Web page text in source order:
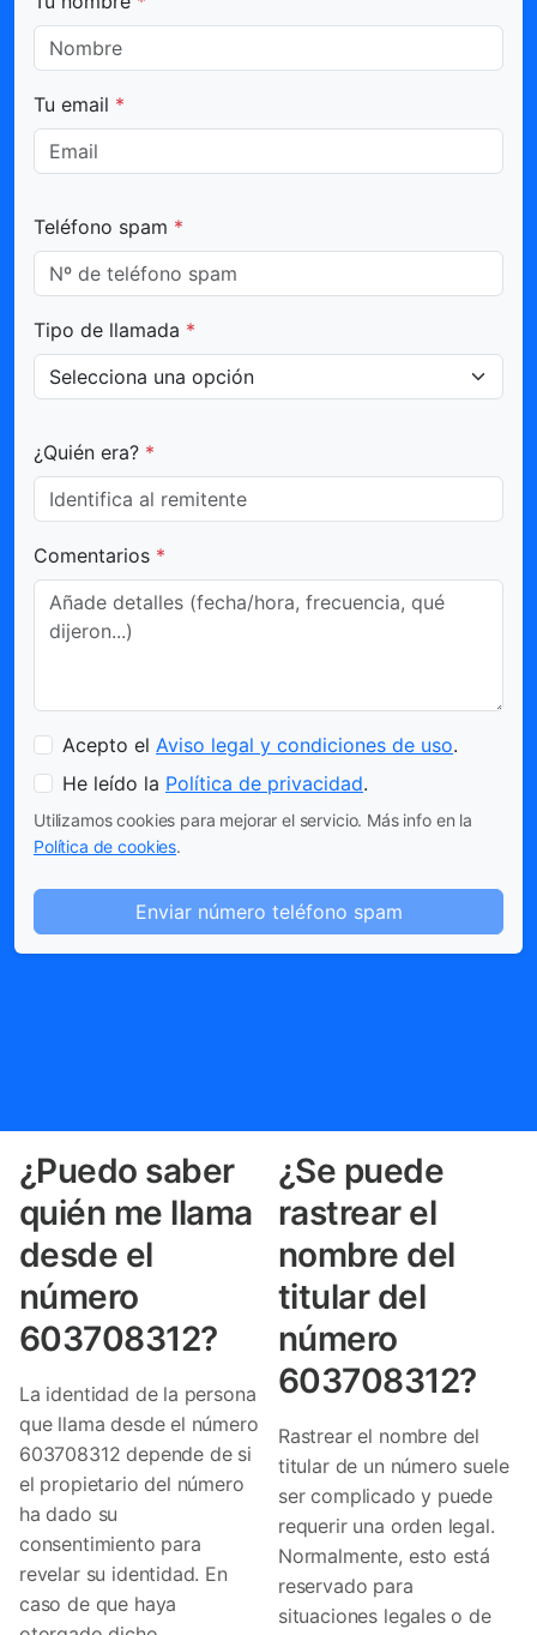
Tu email *
Teléfono spam *
Tipo de llamada *
¿Quién era? *
Comentarios *
Acepto el Aviso legal y condiciones de uso.
He leído la Política de privacidad.
Utilizamos cookies para mejorar el servicio. Más info en la
Política de cookies.
Enviar número teléfono spam
¿Puedo saber
quién me llama
desde el
número
603708312?
La identidad de la persona
que llama desde el número
603708312 depende de si
el propietario del número
ha dado su
consentimiento para
revelar su identidad. En
caso de que haya
¿Se puede
rastrear el
nombre del
titular del
número
603708312?
Rastrear el nombre del
titular de un número suele
ser complicado y puede
requerir una orden legal.
Normalmente, esto está
reservado para
situaciones legales o de